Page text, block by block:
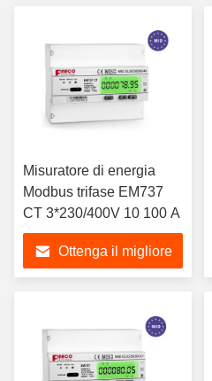
Misuratore di energia
Modbus trifase EM737
CT 3*230/400V 10 100 A
Ottenga il migliore